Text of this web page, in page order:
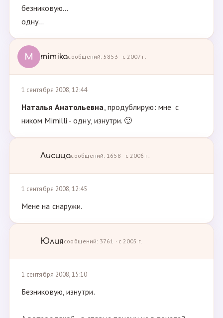
безниковую...
одну...
M mimikaсообщений: 5853 · с 2007 г.
1 сентября 2008, 12:44
Наталья Анатольевна, продублирую: мне с
ником Mimilli - одну, изнутри. 🙂
Лисицасообщений: 1658 · с 2006 г.
1 сентября 2008, 12:45
Мене на снаружи.
Юлиясообщений: 3761 · с 2005 г.
1 сентября 2008, 15:10
Безниковую, изнутри.